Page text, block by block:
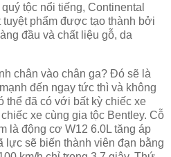
tộc nổi tiếng, Continental
phẩm được tạo thành bởi
đầu và chất liệu gỗ, da
chân vào chân ga? Đó sẽ là
đến ngay tức thì và không
thể đã có với bất kỳ chiếc xe
xe cùng gia tộc Bentley. Cỗ
là động cơ W12 6.0L tăng áp
lực sẽ biến thành viên đạn bằng